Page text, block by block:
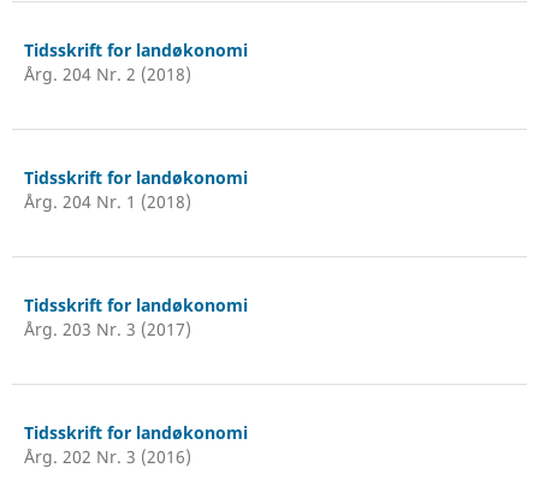
Tidsskrift for landøkonomi
Årg. 204 Nr. 2 (2018)
Tidsskrift for landøkonomi
Årg. 204 Nr. 1 (2018)
Tidsskrift for landøkonomi
Årg. 203 Nr. 3 (2017)
Tidsskrift for landøkonomi
Årg. 202 Nr. 3 (2016)